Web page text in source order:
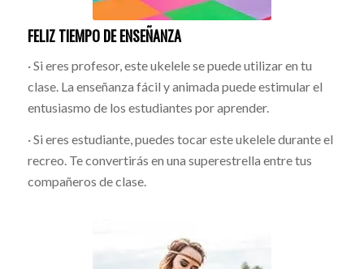
FELIZ TIEMPO DE ENSEÑANZA
· Si eres profesor, este ukelele se puede utilizar en tu
clase. La enseñanza fácil y animada puede estimular el
entusiasmo de los estudiantes por aprender.
· Si eres estudiante, puedes tocar este ukelele durante el
recreo. Te convertirás en una superestrella entre tus
compañeros de clase.